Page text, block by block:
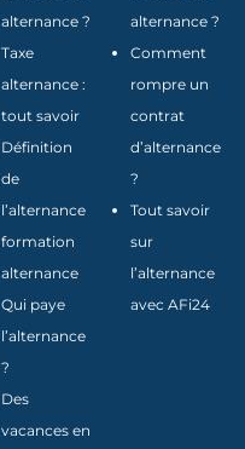
alternance ?
Taxe
alternance :
tout savoir
Définition
de
l’alternance
formation
alternance
Qui paye
l’alternance
?
Des
vacances en
alternance ?
Comment
rompre un
contrat
d’alternance
?
Tout savoir
sur
l’alternance
avec AFi24